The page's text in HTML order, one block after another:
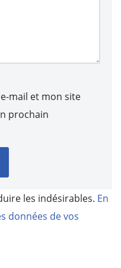
mail et mon site
prochain
les indésirables. En
données de vos